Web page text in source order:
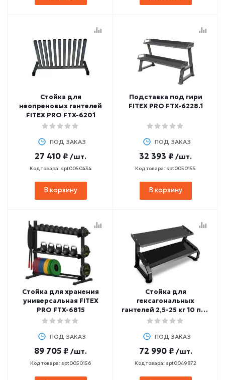
Стойка для
неопреновых гантелей
FITEX PRO FTX-6201
ПОД ЗАКАЗ
27 410 ₽ /шт.
Код товара: spt0050434
В корзину
Подставка под гири
FITEX PRO FTX-6228.1
ПОД ЗАКАЗ
32 393 ₽ /шт.
Код товара: spt0050155
В корзину
Стойка для хранения
универсальная FITEX
PRO FTX-6815
ПОД ЗАКАЗ
89 705 ₽ /шт.
Код товара: spt0050156
Стойка для
гексагональных
гантелей 2,5-25 кг 10 пар
BRONZE GYM PARTNER
ПОД ЗАКАЗ
72 990 ₽ /шт.
Код товара: spt0049872